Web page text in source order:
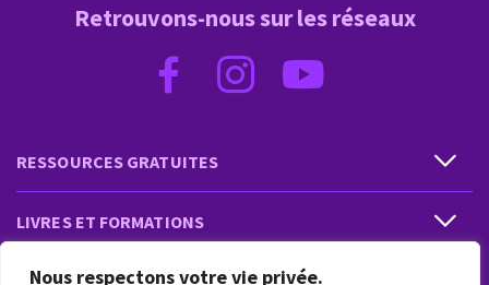
Nous respectons votre vie privée.
RESSOURCES GRATUITES
LIVRES ET FORMATIONS
Retrouvons-nous sur les réseaux